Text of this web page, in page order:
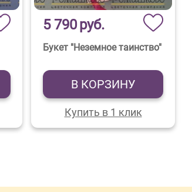
5 790руб.
Букет "Неземное таинство"
В КОРЗИНУ
Купить в 1 клик